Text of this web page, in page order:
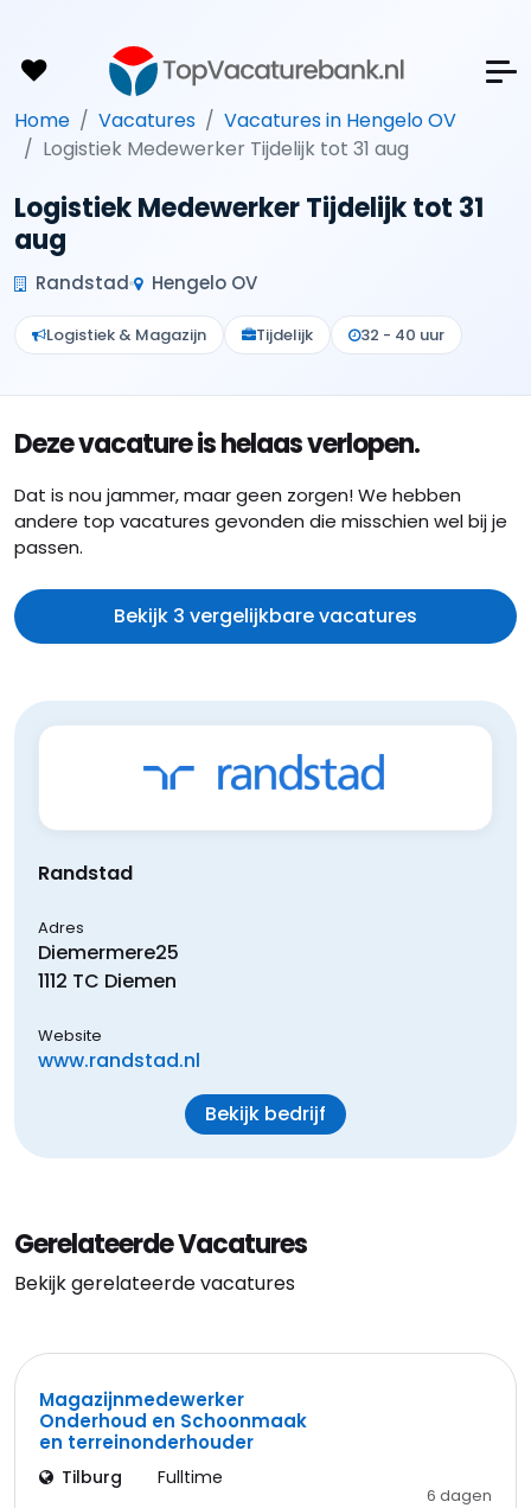
Home Vacatures
Vacatures in Hengelo OV
Logistiek Medewerker Tijdelijk tot 31 aug
Logistiek Medewerker Tijdelijk tot 31
aug
Randstad Hengelo OV
Logistiek & Magazijn Tijdelijk 32 - 40 uur
Deze vacature is helaas verlopen.
Dat is nou jammer, maar geen zorgen! We hebben
andere top vacatures gevonden die misschien wel bij je
passen.
Bekijk 3 vergelijkbare vacatures
Randstad
Adres
Diemermere25
1112 TC Diemen
Website
www.randstad.nl
Bekijk bedrijf
Gerelateerde Vacatures
Bekijk gerelateerde vacatures
Magazijnmedewerker
Onderhoud en Schoonmaak
en terreinonderhouder
Tilburg Fulltime
6 dagen